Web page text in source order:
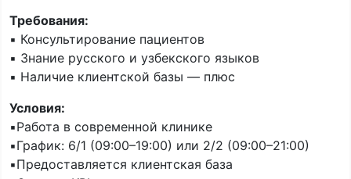
Требования:
▪️ Консультирование пациентов
▪️ Знание русского и узбекского языков
▪️ Наличие клиентской базы — плюс
Условия:
▪️Работа в современной клинике
▪️График: 6/1 (09:00–19:00) или 2/2 (09:00–21:00)
▪️Предоставляется клиентская база